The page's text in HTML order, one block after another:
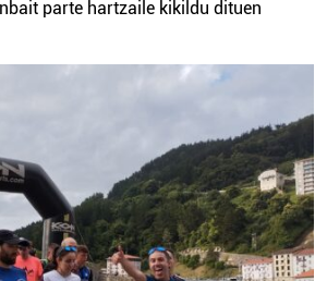
parte hartzaile kikildu dituen